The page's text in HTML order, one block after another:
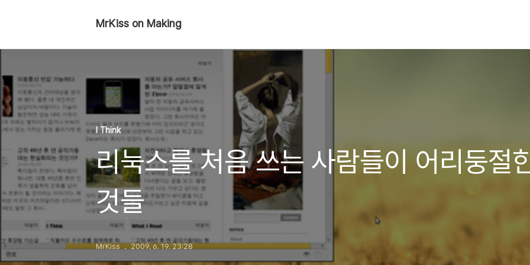
MrKiss on Making
I Think
리눅스를 처음 쓰는 사람들이 어리둥절
것들
MrKiss 2009. 6. 19. 23:28